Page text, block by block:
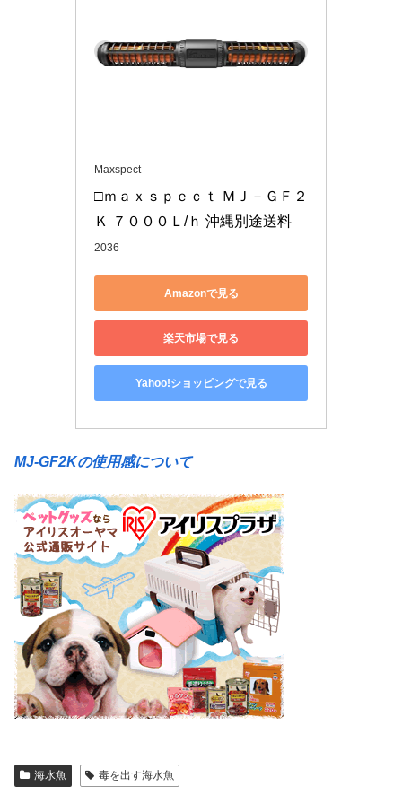
Maxspect
□ｍａｘｓｐｅｃｔ ＭＪ－ＧＦ２
Ｋ ７０００Ｌ/ｈ 沖縄別途送料
2036
Amazonで見る
楽天市場で見る
Yahoo!ショッピングで見る
MJ-GF2Kの使用感について
海水魚 毒を出す海水魚